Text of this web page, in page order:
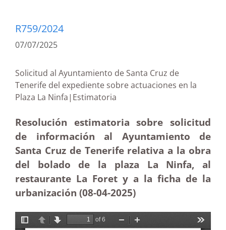
R759/2024
07/07/2025
Solicitud al Ayuntamiento de Santa Cruz de
Tenerife del expediente sobre actuaciones en la
Plaza La Ninfa|Estimatoria
Resolución estimatoria sobre solicitud
de información al Ayuntamiento de
Santa Cruz de Tenerife relativa a la obra
del bolado de la plaza La Ninfa, al
restaurante La Foret y a la ficha de la
urbanización (08-04-2025)